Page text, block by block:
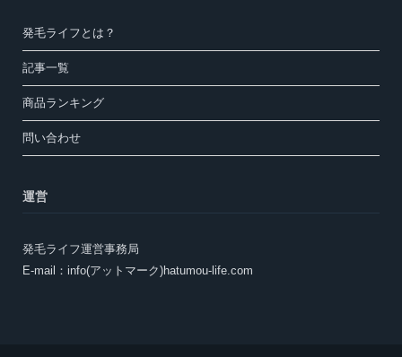
発毛ライフとは？
記事一覧
商品ランキング
問い合わせ
運営
発毛ライフ運営事務局
E-mail：info(アットマーク)hatumou-life.com